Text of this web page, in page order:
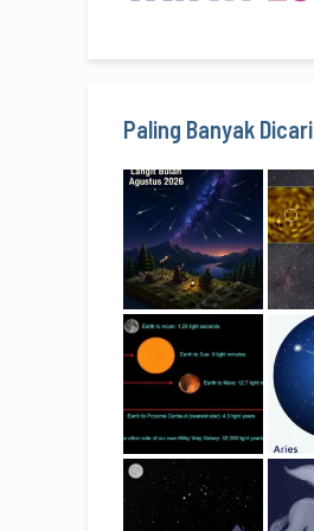
Paling Banyak Dicari